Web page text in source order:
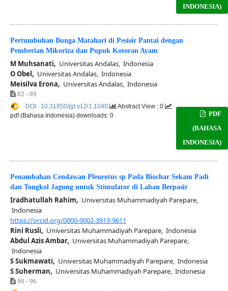
INDONESIA)
Pertumbuhan Bunga Matahari di Pesisir Pantai dengan
Pemberian Mikoriza dan Pupuk Kotoran Ayam
M Muhsanati, Universitas Andalas, Indonesia
O Obel, Universitas Andalas, Indonesia
Meisilva Erona, Universitas Andalas, Indonesia
82 - 89
PDF
(BAHASA
INDONESIA)
DOI : 10.31850/jgt.v12i1.1040
Abstract View : 0
pdf (Bahasa Indonesia) downloads: 0
Penambahan Cendawan Pleurotus sp Pada Biochar Sekam Padi
dan Tongkol Jagung untuk Stimulator di Lahan Berpasir
Iradhatullah Rahim, Universitas Muhammadiyah Parepare,
Indonesia
https://orcid.org/0000-0002-3913-9611
Rini Rusli, Universitas Muhammadiyah Parepare, Indonesia
Abdul Azis Ambar, Universitas Muhammadiyah Parepare,
Indonesia
S Sukmawati, Universitas Muhammadiyah Parepare, Indonesia
S Suherman, Universitas Muhammadiyah Parepare, Indonesia
90 - 96